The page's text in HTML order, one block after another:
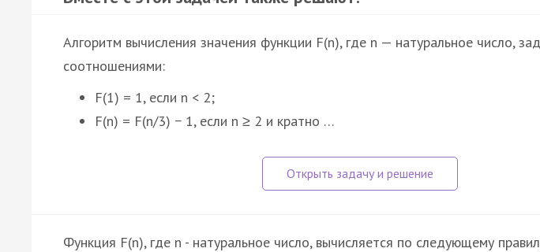
Алгоритм вычисления значения функции F(n), где n — натуральное число,
соотношениями:
F(1) = 1, если n < 2;
F(n) = F(n/3) − 1, если n ≥ 2 и кратно …
Функция F(n), где n - натуральное число, вычисляется по следующему